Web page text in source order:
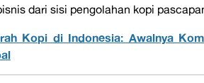
dari sisi pengolahan kopi
Kopi di Indonesia: Awalnya